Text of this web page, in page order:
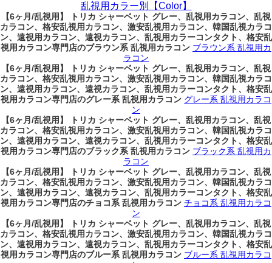
乱視用カラー別【Color】
【6ヶ月/乱視用】 トリカ シャーベット グレー、乱視用カラコン、乱視
カラコン、格安乱視用カラコン、激安乱視用カラコン、韓国乱視カラコ
ン、遠視用カラコン、遠視カラコン、乱視用カラーコンタクト、格安乱
視用カラコン専門店のブラウン系 乱視用カラコン ブラウン系 乱視用カ
ラコン
【6ヶ月/乱視用】 トリカ シャーベット グレー、乱視用カラコン、乱視
カラコン、格安乱視用カラコン、激安乱視用カラコン、韓国乱視カラコ
ン、遠視用カラコン、遠視カラコン、乱視用カラーコンタクト、格安乱
視用カラコン専門店のグレー系 乱視用カラコン グレー系 乱視用カラコ
ン
【6ヶ月/乱視用】 トリカ シャーベット グレー、乱視用カラコン、乱視
カラコン、格安乱視用カラコン、激安乱視用カラコン、韓国乱視カラコ
ン、遠視用カラコン、遠視カラコン、乱視用カラーコンタクト、格安乱
視用カラコン専門店のブラック系 乱視用カラコン ブラック系 乱視用カ
ラコン
【6ヶ月/乱視用】 トリカ シャーベット グレー、乱視用カラコン、乱視
カラコン、格安乱視用カラコン、激安乱視用カラコン、韓国乱視カラコ
ン、遠視用カラコン、遠視カラコン、乱視用カラーコンタクト、格安乱
視用カラコン専門店のチョコ系 乱視用カラコン チョコ系 乱視用カラコ
ン
【6ヶ月/乱視用】 トリカ シャーベット グレー、乱視用カラコン、乱視
カラコン、格安乱視用カラコン、激安乱視用カラコン、韓国乱視カラコ
ン、遠視用カラコン、遠視カラコン、乱視用カラーコンタクト、格安乱
視用カラコン専門店のブルー系 乱視用カラコン ブルー系 乱視用カラコ